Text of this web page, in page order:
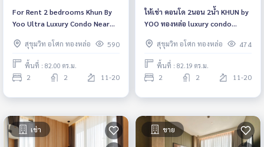
For Rent 2 bedrooms Khun By
Yoo Ultra Luxury Condo Near
Ready to move in
สุขุมวิท อโศก ทองหล่อ 590
พื้นที่ : 82.00 ตร.ม.
2 2 11-20
ให้เช่า คอนโด 2นอน 2น้ำ KHUN by
YOO ทองหล่อ luxury condo
BTS ทองหล่อ เอ็มควอเทียร์
นานาชาติ St. Andrews
สุขุมวิท อโศก ทองหล่อ 474
พื้นที่ : 82.19 ตร.ม.
2 2 11-20
เช่า ขาย